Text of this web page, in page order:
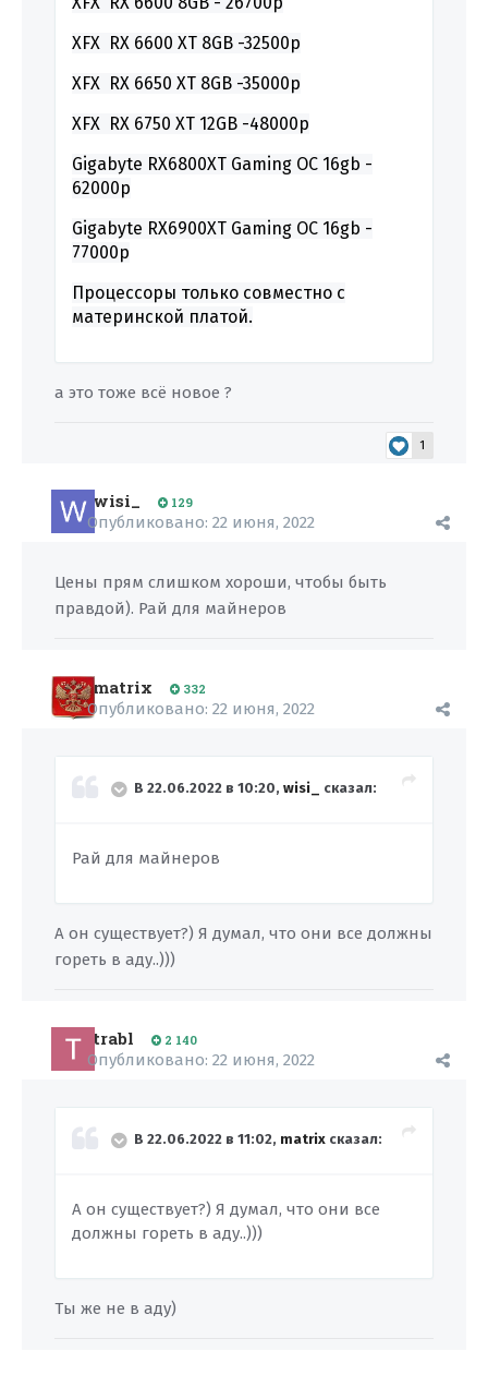
XFX RX 6600 XT 8GB -32500р
XFX RX 6650 XT 8GB -35000р
XFX RX 6750 XT 12GB -48000р
Gigabyte RX6800XT Gaming OC 16gb -
62000р
Gigabyte RX6900XT Gaming OC 16gb -
77000р
Процессоры только совместно с
материнской платой.
а это тоже всё новое ?
1
wisi_ 129
Опубликовано: 22 июня, 2022
Цены прям слишком хороши, чтобы быть
правдой). Рай для майнеров
matrix 332
Опубликовано: 22 июня, 2022
В 22.06.2022 в 10:20, wisi_ сказал:
Рай для майнеров
А он существует?) Я думал, что они все должны
гореть в аду..)))
trabl 2 140
Опубликовано: 22 июня, 2022
В 22.06.2022 в 11:02, matrix сказал:
А он существует?) Я думал, что они все
должны гореть в аду..)))
Ты же не в аду)